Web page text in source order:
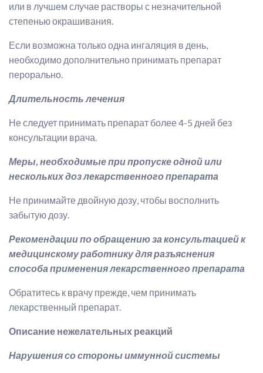
или в лучшем случае растворы с незначительной
степенью окрашивания.
Если возможна только одна ингаляция в день,
необходимо дополнительно принимать препарат
перорально.
Длительность лечения
Не следует принимать препарат более 4-5 дней без
консультации врача.
Меры, необходимые при пропуске одной или
нескольких доз лекарственного препарата
Не принимайте двойную дозу, чтобы восполнить
забытую дозу.
Рекомендации по обращению за консультацией к
медицинскому работнику для разъяснения
способа применения лекарственного препарата
Обратитесь к врачу прежде, чем принимать
лекарственный препарат.
Описание нежелательных реакций
Нарушения со стороны иммунной системы